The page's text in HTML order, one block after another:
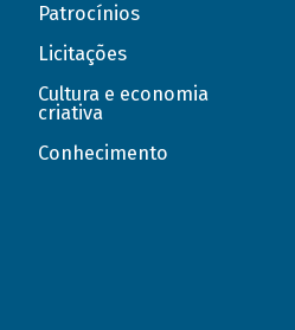
Patrocínios
Licitações
Cultura e economia
criativa
Conhecimento